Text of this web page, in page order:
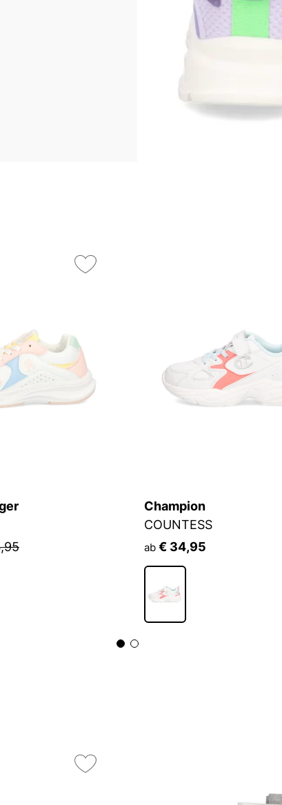
Champion
COUNTESS
ab € 34,95